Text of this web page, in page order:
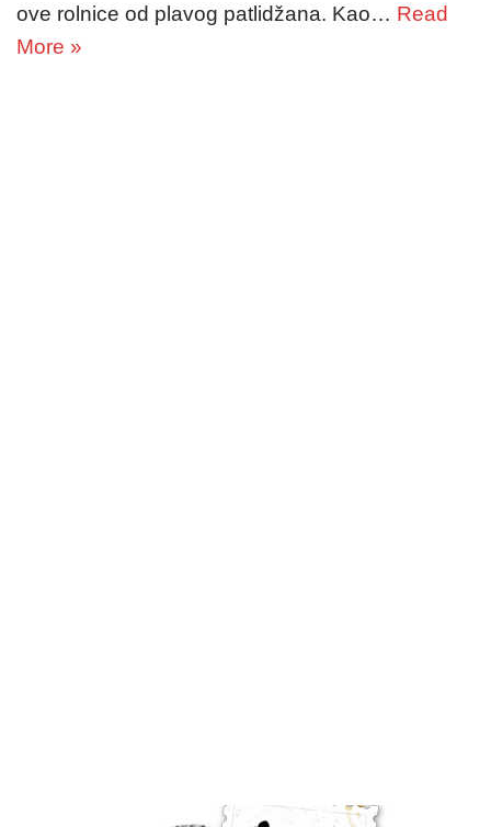
ove rolnice od plavog patlidžana. Kao… Read
More »